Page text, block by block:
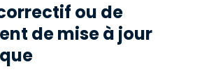
ou de
de mise à jour